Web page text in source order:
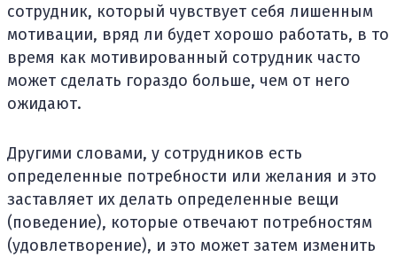
сотрудник, который чувствует себя лишенным
мотивации, вряд ли будет хорошо работать, в то
время как мотивированный сотрудник часто
может сделать гораздо больше, чем от него
ожидают.
Другими словами, у сотрудников есть
определенные потребности или желания и это
заставляет их делать определенные вещи
(поведение), которые отвечают потребностям
(удовлетворение), и это может затем изменить